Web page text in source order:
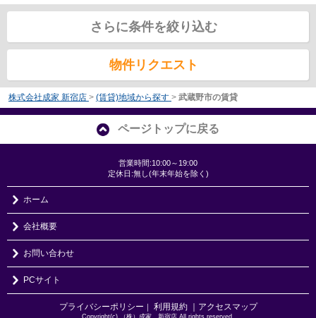
さらに条件を絞り込む
物件リクエスト
株式会社成家 新宿店 > (賃貸)地域から探す > 武蔵野市の賃貸
ページトップに戻る
営業時間:10:00～19:00
定休日:無し(年末年始を除く)
ホーム
会社概要
お問い合わせ
PCサイト
プライバシーポリシー ｜ 利用規約 ｜アクセスマップ
Copyright(c) （株）成家 新宿店 All rights reserved.